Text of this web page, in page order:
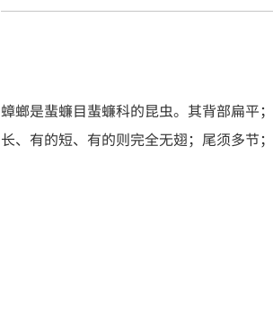
蟑螂是蜚蠊目蜚蠊科的昆虫。其背部扁平
长、有的短、有的则完全无翅；尾须多节